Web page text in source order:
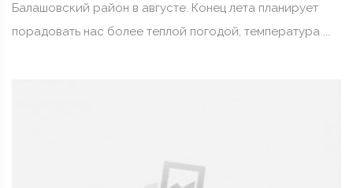
Балашовский район в августе. Конец лета планирует
порадовать нас более теплой погодой, температура ...